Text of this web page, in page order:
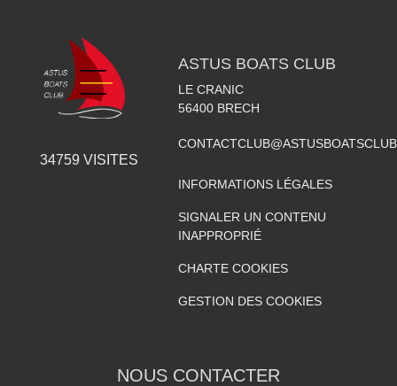
34759 VISITES
ASTUS BOATS CLUB
LE CRANIC
56400 BRECH
INFORMATIONS LÉGALES
SIGNALER UN CONTENU
INAPPROPRIÉ
CHARTE COOKIES
GESTION DES COOKIES
NOUS CONTACTER